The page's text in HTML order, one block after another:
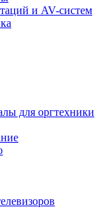
и AV-систем
для оргтехники